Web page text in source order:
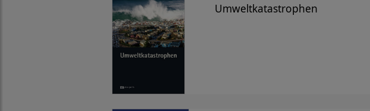
Umweltkatastrophen